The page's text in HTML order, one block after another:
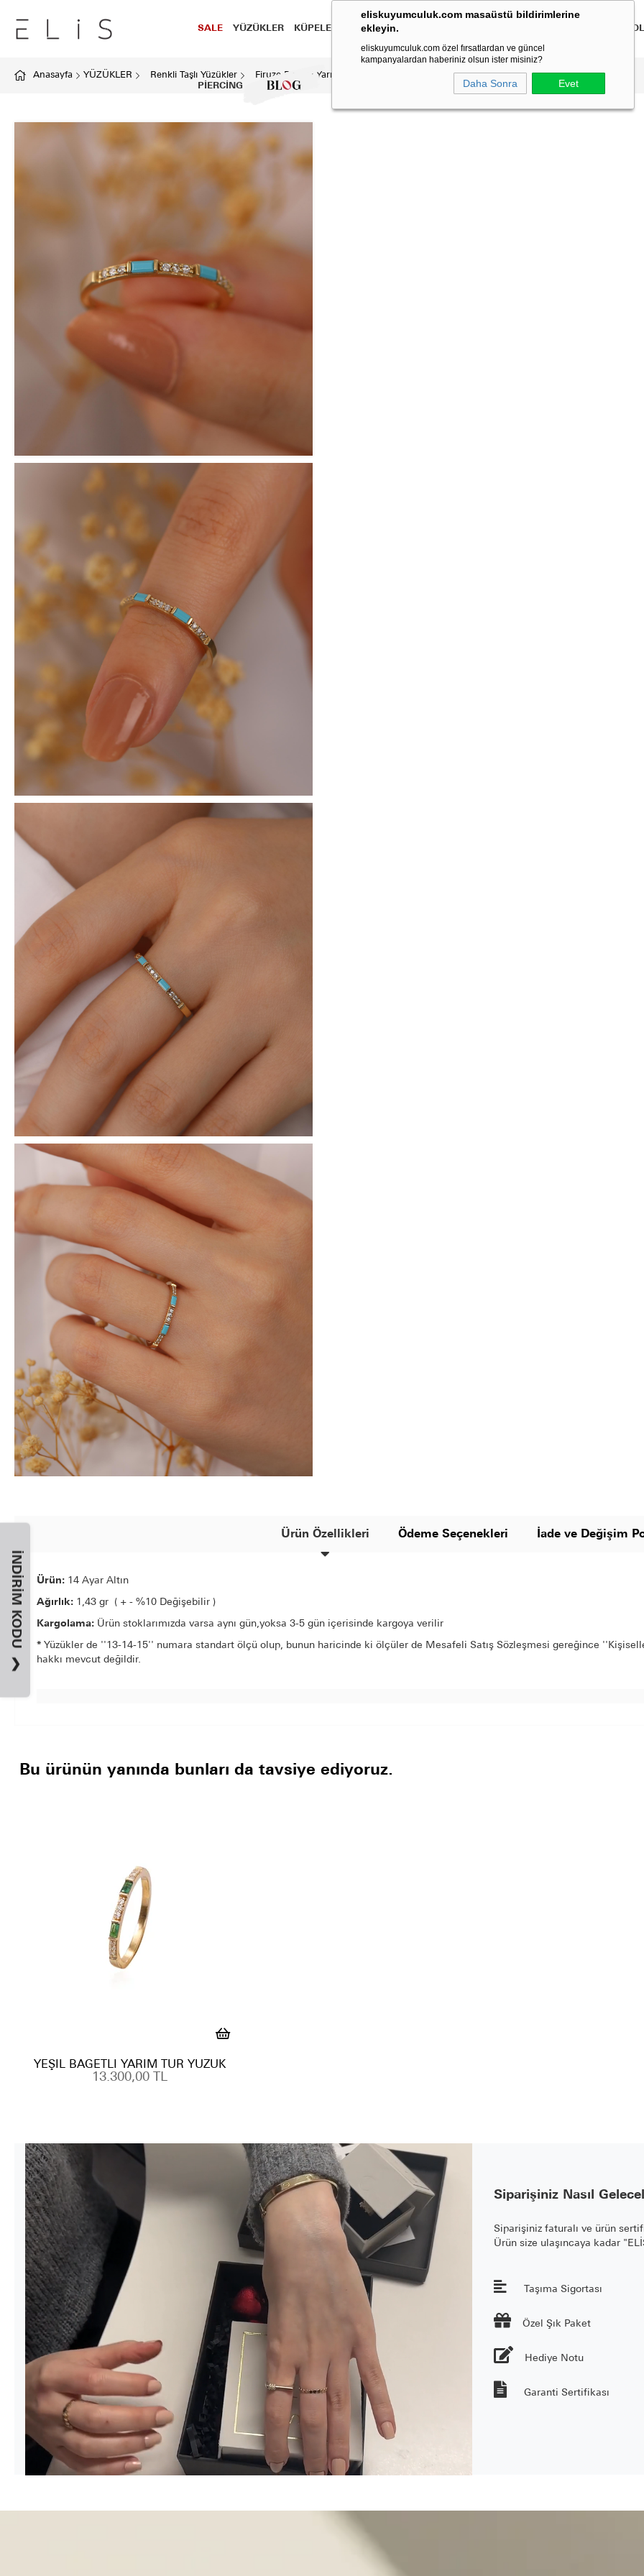
eliskuyumculuk.com masaüstü bildirimlerine
ekleyin.
eliskuyumculuk.com özel fırsatlardan ve güncel
kampanyalardan haberiniz olsun ister misiniz?
Daha Sonra Evet
SALE YÜZÜKLER KÜPELER BİLEKLİKLER
PİERCİNG BLOG
Anasayfa YÜZÜKLER Renkli Taşlı Yüzükler Firuze Bagetli Yarım Tur Yüzük
Ürün Özellikleri Ödeme Seçenekleri İade ve Değişim
Ürün: 14 Ayar Altın
Ağırlık: 1,43 gr ( + - %10 Değişebilir )
Kargolama: Ürün stoklarımızda varsa aynı gün,yoksa 3-5 gün içerisinde kargoya verilir
* Yüzükler de ''13-14-15'' numara standart ölçü olup, bunun haricinde ki ölçüler de Mesafeli Satış Sözleşmesi gereğince
hakkı mevcut değildir.
Bu ürünün yanında bunları da tavsiye ediyoruz.
YEŞIL BAGETLI YARIM TUR YÜZÜK
13.300,00 TL
Siparişiniz Nasıl
Siparişiniz faturalı ve ürün
Ürün size ulaşıncaya kadar
Taşıma Sigortası
 Özel Şık Paket
Hediye Notu
Garanti Sertifikası
İNDIRIM KODU
❯